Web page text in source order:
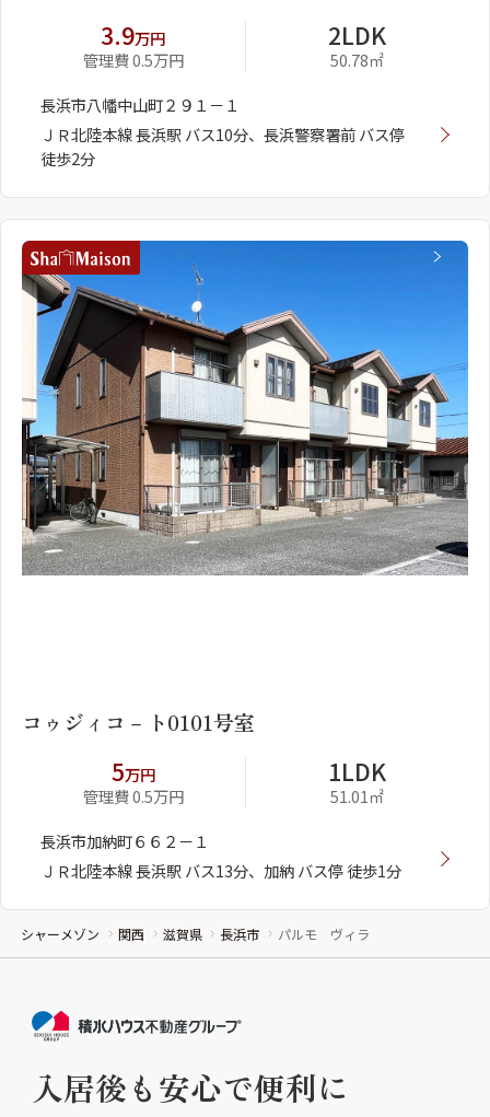
3.9万円
管理費 0.5万円
2LDK
50.78㎡
長浜市八幡中山町２９１－１
ＪＲ北陸本線 長浜駅 バス10分、長浜警察署前 バス停
徒歩2分
コゥジィコ－ト0101号室
5万円
管理費 0.5万円
1LDK
51.01㎡
長浜市加納町６６２－１
ＪＲ北陸本線 長浜駅 バス13分、加納 バス停 徒歩1分
シャーメゾン 関西 滋賀県 長浜市 パルモ ヴィラ
入居後も安心で便利に